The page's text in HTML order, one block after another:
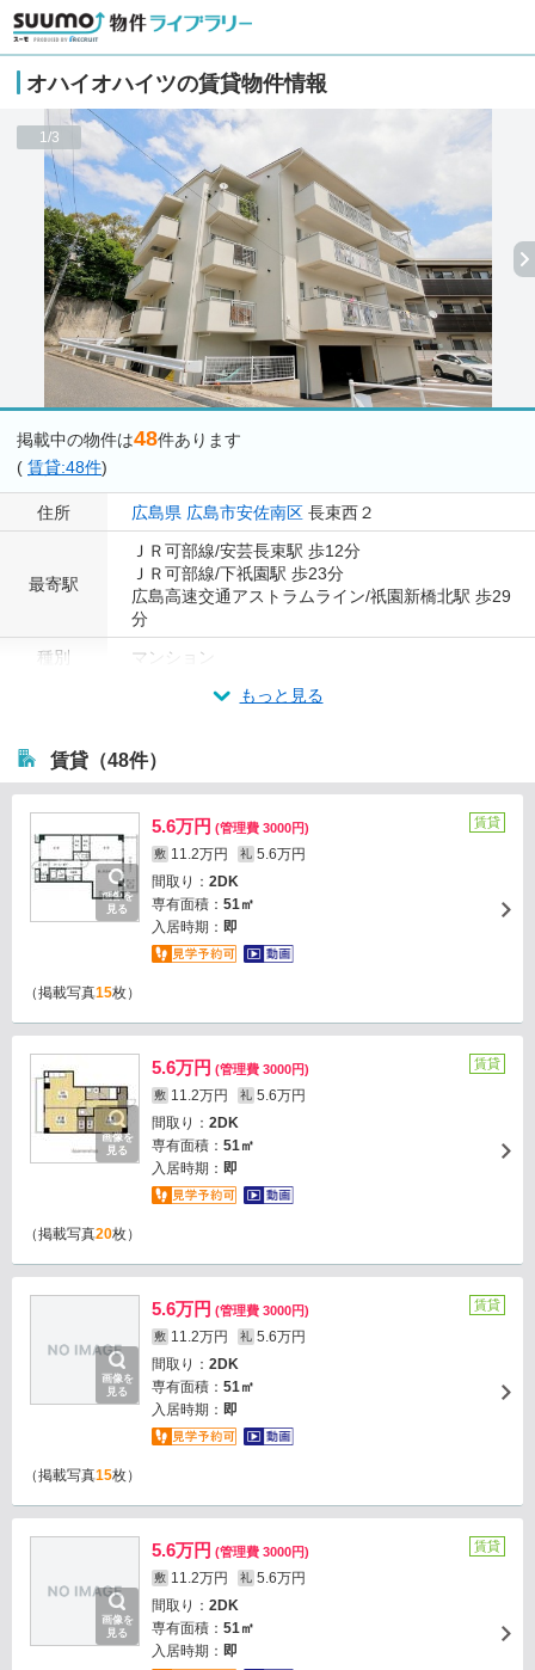
オハイオハイツの賃貸物件情報
1/3
掲載中の物件は48件あります
( 賃貸:48件)
住所 広島県 広島市安佐南区 長束西２
最寄駅
ＪＲ可部線/安芸長束駅 歩12分
ＪＲ可部線/下祇園駅 歩23分
広島高速交通アストラムライン/祇園新橋北駅 歩29
分
種別
マンション
もっと見る
賃貸（48件）
画像を
見る
5.6万円 (管理費 3000円)
敷 11.2万円 礼 5.6万円
間取り： 2DK
専有面積： 51㎡
入居時期： 即
賃貸
（掲載写真15枚）
画像を
見る
5.6万円 (管理費 3000円)
敷 11.2万円 礼 5.6万円
間取り： 2DK
専有面積： 51㎡
入居時期： 即
賃貸
（掲載写真20枚）
画像を
見る
5.6万円 (管理費 3000円)
敷 11.2万円 礼 5.6万円
間取り： 2DK
専有面積： 51㎡
入居時期： 即
賃貸
（掲載写真15枚）
画像を
見る
5.6万円 (管理費 3000円)
敷 11.2万円 礼 5.6万円
間取り： 2DK
専有面積： 51㎡
入居時期： 即
賃貸